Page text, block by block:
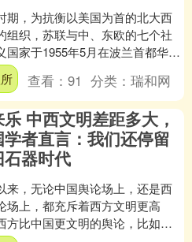
期，为抗衡以美国为首的北大西
组织，苏联与中、东欧的七个社
国家于1955年5月在波兰首都华沙
约，建立起了华沙条约组织。然
没有想到，在....
查看： 91 分类： 瑞和网
中西文明差距多大，
者直言：我们还停留
石器时代
来，无论中国舆论场上，还是西
场上，都充斥着西方文明更高
方比中国更文明的舆论，比如影